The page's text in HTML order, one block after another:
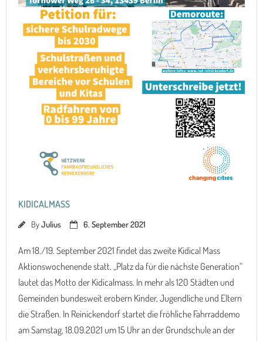
KIDICALMASS
ByJulius 6. September 2021
Am 18./19. September 2021 findet das zweite Kidical Mass
Aktionswochenende statt. „Platz da für die nächste Generation“
lautet das Motto der Kidicalmass. In mehr als 120 Städten und
Gemeinden bundesweit erobern Kinder, Jugendliche und Eltern
die Straßen. In Reinickendorf startet die fröhliche Fahrraddemo
am Samstag, 18.09.2021 um 15 Uhr an der Grundschule an der